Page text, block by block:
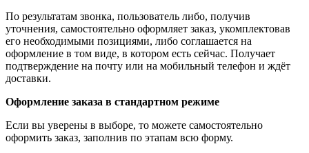
По результатам звонка, пользователь либо, получив
уточнения, самостоятельно оформляет заказ, укомплектовав
его необходимыми позициями, либо соглашается на
оформление в том виде, в котором есть сейчас. Получает
подтверждение на почту или на мобильный телефон и ждёт
доставки.
Оформление заказа в стандартном режиме
Если вы уверены в выборе, то можете самостоятельно
оформить заказ, заполнив по этапам всю форму.